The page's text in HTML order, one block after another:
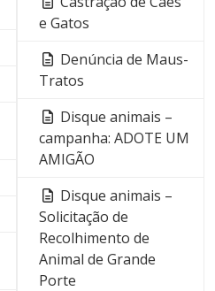
e Gatos
Denúncia de Maus-
Tratos
​​Disque animais –
campanha: ADOTE UM
AMIGÃO
Disque animais –
Solicitação de
Recolhimento de
Animal de Grande
Porte